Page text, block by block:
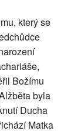
který se
Božímu
byla
Ducha
Matka